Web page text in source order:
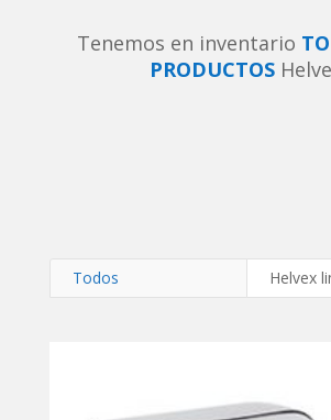
Tenemos en inventario
PRODUCTOS
Todos Helvex